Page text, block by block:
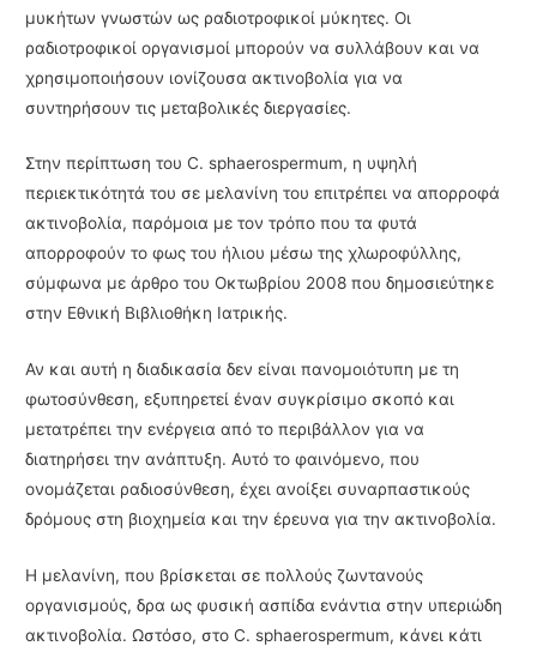
μυκήτων γνωστών ως ραδιοτροφικοί μύκητες. Οι
ραδιοτροφικοί οργανισμοί μπορούν να συλλάβουν και να
χρησιμοποιήσουν ιονίζουσα ακτινοβολία για να
συντηρήσουν τις μεταβολικές διεργασίες.
Στην περίπτωση του C. sphaerospermum, η υψηλή
περιεκτικότητά του σε μελανίνη του επιτρέπει να απορροφά
ακτινοβολία, παρόμοια με τον τρόπο που τα φυτά
απορροφούν το φως του ήλιου μέσω της χλωροφύλλης,
σύμφωνα με άρθρο του Οκτωβρίου 2008 που δημοσιεύτηκε
στην Εθνική Βιβλιοθήκη Ιατρικής.
Αν και αυτή η διαδικασία δεν είναι πανομοιότυπη με τη
φωτοσύνθεση, εξυπηρετεί έναν συγκρίσιμο σκοπό και
μετατρέπει την ενέργεια από το περιβάλλον για να
διατηρήσει την ανάπτυξη. Αυτό το φαινόμενο, που
ονομάζεται ραδιοσύνθεση, έχει ανοίξει συναρπαστικούς
δρόμους στη βιοχημεία και την έρευνα για την ακτινοβολία.
Η μελανίνη, που βρίσκεται σε πολλούς ζωντανούς
οργανισμούς, δρα ως φυσική ασπίδα ενάντια στην υπεριώδη
ακτινοβολία. Ωστόσο, στο C. sphaerospermum, κάνει κάτι